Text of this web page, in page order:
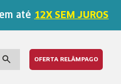
até 12X SEM JUROS
OFERTA RELÂMPAGO